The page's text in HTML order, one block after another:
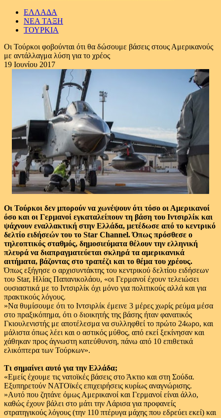
ΕΛΛΑΔΑ
ΝΕΑ ΤΑΞΗ
ΤΟΥΡΚΙΑ
Οι Τούρκοι φοβούνται ότι θα δώσουμε βάσεις στους Αμερικανούς
με αντάλλαγμα λύση για το χρέος
19 Ιουνίου 2017
Οι Τούρκοι δεν μπορούν να χωνέψουν ότι τόσο οι Αμερικανοί
όσο και οι Γερμανοί εγκαταλείπουν τη βάση του Ιντσιρλίκ και
ψάχνουν εναλλακτική στην Ελλάδα, μετέδωσε από το κεντρικό
δελτίο ειδήσεών του το Star Channel. Όπως πρόσθεσε ο
τηλεοπτικός σταθμός, δημοσιεύματα θέλουν την ελληνική
πλευρά να διαπραγματεύεται σκληρά τα αμερικανικά
αιτήματα, βάζοντας στο τραπέζι και το θέμα του χρέους.
Όπως εξήγησε ο αρχισυντάκτης του κεντρικού δελτίου ειδήσεων
του Star, Ηλίας Παπανικολάου, «οι Γερμανοί έχουν τελειώσει
ουσιαστικά με το Ιντσιρλίκ όχι μόνο για πολιτικούς αλλά και για
πρακτικούς λόγους.
»Να θυμίσουμε ότι το Ιντσιρλίκ έμεινε 3 μέρες χωρίς ρεύμα μέσα
στο πραξικόπημα, ότι ο διοικητής της βάσης ήταν φανατικός
Γκιουλενιστής με αποτέλεσμα να συλληφθεί το πρώτο 24ωρο, και
μάλιστα όπως λέει και ο αστικός μύθος, από εκεί ξεκίνησαν και
χάθηκαν προς άγνωστη κατεύθυνση, πάνω από 10 επιθετικά
ελικόπτερα των Τούρκων».
Τι σημαίνει αυτό για την Ελλάδα;
«Εμείς έχουμε τις νατοϊκές βάσεις στο Άκτιο και στη Σούδα.
Εξυπηρετούν ΝΑΤΟϊκές επιχειρήσεις κυρίως αναγνώρισης.
»Αυτό που ζητάνε όμως Αμερικανοί και Γερμανοί είναι άλλο,
καθώς έχουν βάλει στο μάτι την Λάρισα για προφανείς
στρατηγικούς λόγους (την 110 πτέρυγα μάχης που εδρεύει εκεί) και